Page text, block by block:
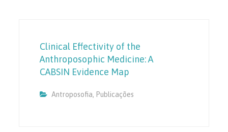
Clinical Effectivity of the
Anthroposophic Medicine: A
CABSIN Evidence Map
Antroposofia, Publicações